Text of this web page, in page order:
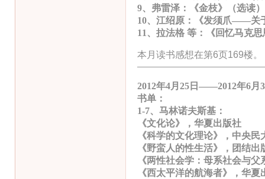
9、弗雷泽：《金枝》（选读）
10、江绍原：《发须爪——关
11、拉法格 等：《回忆马克
本月读书感想在第6页169楼。
2012年4月25日——2012年6月
书单：
1-7、马林诺夫斯基：
《文化论》，华夏出版社
《科学的文化理论》，中央民
《野蛮人的性生活》，团结出
《两性社会学：母系社会与
《西太平洋的航海者》，华夏